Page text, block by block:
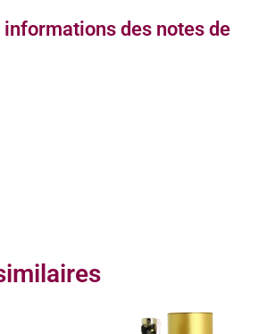
informations des notes de